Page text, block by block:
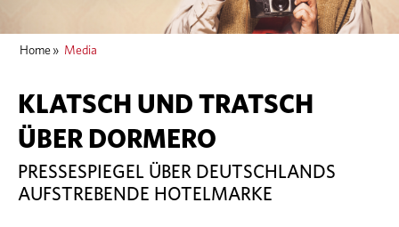
Home » Media
KLATSCH UND TRATSCH
ÜBER DORMERO
PRESSESPIEGEL ÜBER DEUTSCHLANDS
AUFSTREBENDE HOTELMARKE